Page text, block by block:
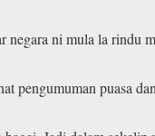
negara ni mula la rindu
pengumuman puasa